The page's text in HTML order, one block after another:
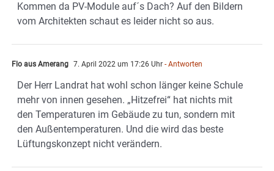
Kommen da PV-Module auf´s Dach? Auf den Bildern
vom Architekten schaut es leider nicht so aus.
Flo aus Amerang 7. April 2022 um 17:26 Uhr - Antworten
Der Herr Landrat hat wohl schon länger keine Schule
mehr von innen gesehen. „Hitzefrei“ hat nichts mit
den Temperaturen im Gebäude zu tun, sondern mit
den Außentemperaturen. Und die wird das beste
Lüftungskonzept nicht verändern.